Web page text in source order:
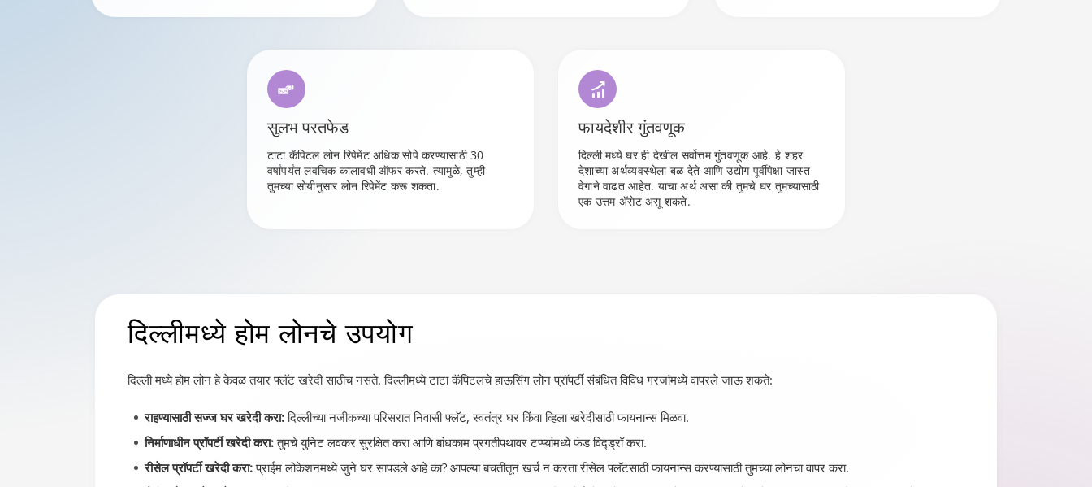
सुलभ परतफेड
टाटा कॅपिटल लोन रिपेमेंट अधिक सोपे करण्यासाठी 30
वर्षांपर्यंत लवचिक कालावधी ऑफर करते. त्यामुळे, तुम्ही
तुमच्या सोयीनुसार लोन रिपेमेंट करू शकता.
फायदेशीर गुंतवणूक
दिल्ली मध्ये घर ही देखील सर्वोत्तम गुंतवणूक आहे. हे शहर
देशाच्या अर्थव्यवस्थेला बळ देते आणि उद्योग पूर्वीपेक्षा जास्त
वेगाने वाढत आहेत. याचा अर्थ असा की तुमचे घर तुमच्यासाठी
एक उत्तम ॲसेट असू शकते.
दिल्लीमध्ये होम लोनचे उपयोग
दिल्ली मध्ये होम लोन हे केवळ तयार फ्लॅट खरेदी साठीच नसते. दिल्लीमध्ये टाटा कॅपिटलचे हाऊसिंग लोन प्रॉपर्टी संबंधित विविध गरजांमध्ये वापरले जाऊ शकते:
राहण्यासाठी सज्ज घर खरेदी करा:दिल्लीच्या नजीकच्या परिसरात निवासी फ्लॅट, स्वतंत्र घर किंवा व्हिला खरेदीसाठी फायनान्स मिळवा.
निर्माणाधीन प्रॉपर्टी खरेदी करा:तुमचे युनिट लवकर सुरक्षित करा आणि बांधकाम प्रगतीपथावर टप्प्यांमध्ये फंड विद्ड्रॉ करा.
रीसेल प्रॉपर्टी खरेदी करा:प्राईम लोकेशनमध्ये जुने घर सापडले आहे का? आपल्या बचतीतून खर्च न करता रीसेल फ्लॅटसाठी फायनान्स करण्यासाठी तुमच्या लोनचा वापर करा.